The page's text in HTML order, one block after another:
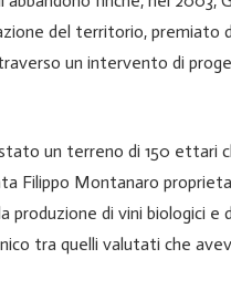
del territorio, premiato
un intervento di
un terreno di 150 ettari
Filippo Montanaro
produzione di vini biologici
tra quelli valutati che